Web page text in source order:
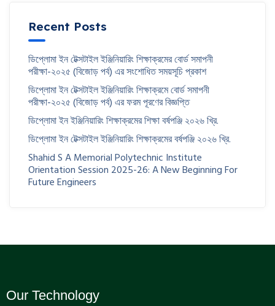
Recent Posts
ডিপ্লোমা ইন টেক্সটাইল ইঞ্জিনিয়ারিং শিক্ষাক্রমের বোর্ড সমাপনী
পরীক্ষা-২০২৫ (বিজোড় পর্ব) এর সংশোধিত সময়সূচি প্রকাশ
ডিপ্লোমা ইন টেক্সটাইল ইঞ্জিনিয়ারিং শিক্ষাক্রমে বোর্ড সমাপনী
পরীক্ষা-২০২৫ (বিজোড় পর্ব) এর ফরম পূরণের বিজ্ঞপ্তি
ডিপ্লোমা ইন ইঞ্জিনিয়ারিং শিক্ষাক্রমের শিক্ষা বর্ষপঞ্জি ২০২৬ খ্রি.
ডিপ্লোমা ইন টেক্সটাইল ইঞ্জিনিয়ারিং শিক্ষাক্রমের বর্ষপঞ্জি ২০২৬ খ্রি.
Shahid S A Memorial Polytechnic Institute
Orientation Session 2025-26: A New Beginning For
Future Engineers
Our Technology